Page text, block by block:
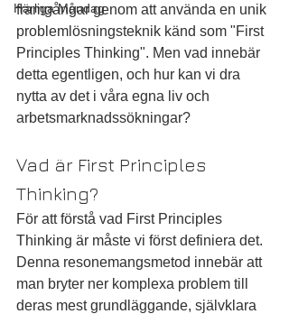
Härliga Måndag
framgångar genom att använda en unik
problemlösningsteknik känd som "First
Principles Thinking". Men vad innebär
detta egentligen, och hur kan vi dra
nytta av det i våra egna liv och
arbetsmarknadssökningar?
Vad är First Principles
Thinking?
För att förstå vad First Principles
Thinking är måste vi först definiera det.
Denna resonemangsmetod innebär att
man bryter ner komplexa problem till
deras mest grundläggande, självklara